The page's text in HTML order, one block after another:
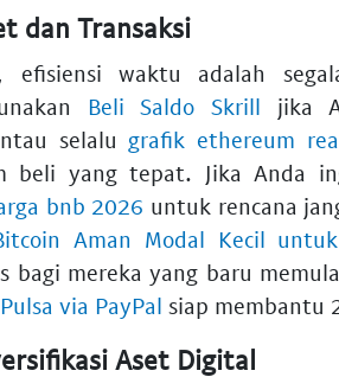
dan Transaksi
efisiensi waktu adalah
Beli Saldo Skrill jika
selalu grafik ethereum
beli yang tepat. Jika Anda
bnb 2026 untuk rencana
Aman Modal Kecil
bagi mereka yang baru
via PayPal siap membantu
Aset Digital